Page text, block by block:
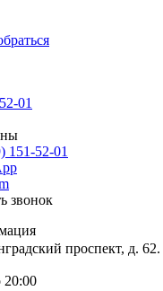
01
151-52-01
звонок
проспект, д. 62.
20:00